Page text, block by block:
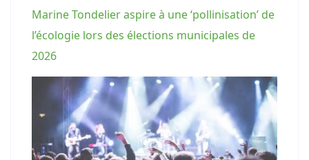
Marine Tondelier aspire à une ‘pollinisation’ de
l’écologie lors des élections municipales de
2026